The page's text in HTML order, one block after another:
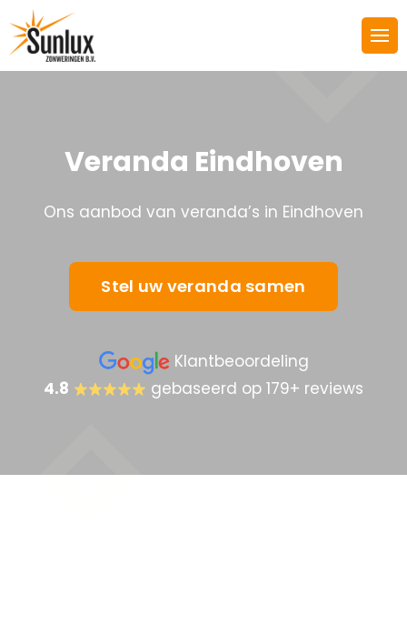
Veranda Eindhoven
Ons aanbod van veranda’s in Eindhoven
Stel uw veranda samen
Klantbeoordeling
4.8
gebaseerd op 179+ reviews